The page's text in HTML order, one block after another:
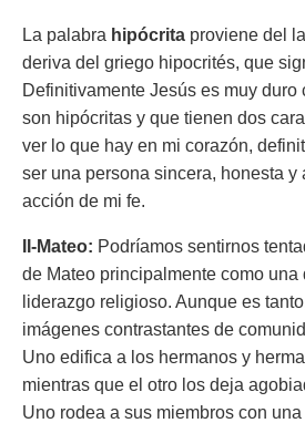
La palabra hipócrita proviene del
deriva del griego hipocrités, que
Definitivamente Jesús es muy
son hipócritas y que tienen dos
ver lo que hay en mi corazón,
ser una persona sincera, honesta y
acción de mi fe.
II-Mateo: Podríamos sentirnos
de Mateo principalmente como una
liderazgo religioso. Aunque es
imágenes contrastantes de
Uno edifica a los hermanos y
mientras que el otro los deja
Uno rodea a sus miembros con